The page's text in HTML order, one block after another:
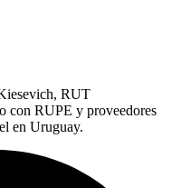
RUT
con RUPE y proveedores
en Uruguay.